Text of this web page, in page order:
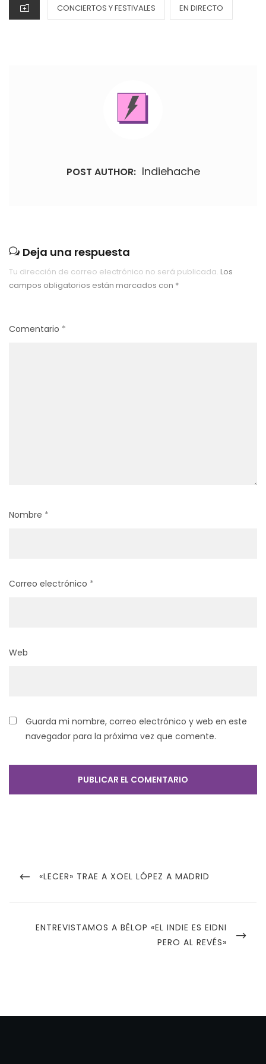
CATEGORIES
CONCIERTOS Y FESTIVALES EN DIRECTO
POST AUTHOR: Indiehache
Deja una respuesta
Tu dirección de correo electrónico no será publicada. Los
campos obligatorios están marcados con *
Comentario *
Nombre *
Correo electrónico *
Web
Guarda mi nombre, correo electrónico y web en este
navegador para la próxima vez que comente.
de
PREVIOUS
«LECER» TRAE A XOEL LÓPEZ A MADRID
NEXT
ENTREVISTAMOS A BËLOP «EL INDIE ES EIDNI
PERO AL REVÉS»